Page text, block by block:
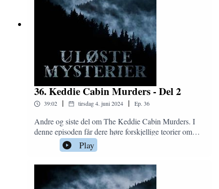
fremdeles den dag i dag.Men er det egentlig noe i disse
ryktene? Og hva i alle dager var det med alle
krokodilleskinnene som ble funnet på havaristedet?
36. Keddie Cabin Murders - Del 2
39:02 | tirsdag 4. juni 2024 | Ep. 36
Andre og siste del om The Keddie Cabin Murders. I
denne episoden får dere høre forskjellige teorier om
hvorfor drapene fant sted og hvem som kunne ha stått
bak. I tillegg får dere en grufull historie om hva som
kan ha funnet sted drapsnatten, basert på beviser,
dokumentasjon og detaljer fra åstedet, samt
politirapporter.
Play